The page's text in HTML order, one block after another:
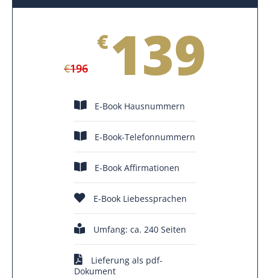
€196
€139
E-Book Hausnummern
E-Book-Telefonnummern
E-Book Affirmationen
E-Book Liebessprachen
Umfang: ca. 240 Seiten
Lieferung als pdf-
Dokument